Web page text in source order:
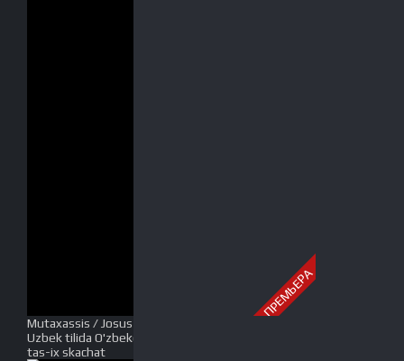
ПРЕМЬЕРА
Mutaxassis / Josus Ajit Doval Premyera Hind kino
Uzbek tilida O'zbekcha 2025 tarjima kino Full HD
tas-ix skachat